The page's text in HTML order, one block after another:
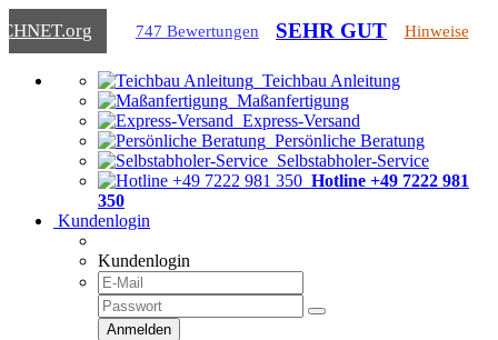
.org 747 Bewertungen SEHR GUT Hinweise
Teichbau Anleitung
Maßanfertigung
Express-Versand
Persönliche Beratung
Selbstabholer-Service
Hotline +49 7222 981
350
Kundenlogin
Kundenlogin